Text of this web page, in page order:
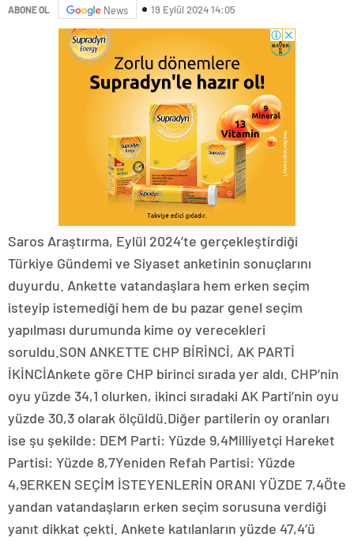
ABONE OL News 19 Eylül 2024 14:05
Saros Araştırma, Eylül 2024’te gerçekleştirdiği
Türkiye Gündemi ve Siyaset anketinin sonuçlarını
duyurdu. Ankette vatandaşlara hem erken seçim
isteyip istemediği hem de bu pazar genel seçim
yapılması durumunda kime oy verecekleri
soruldu.SON ANKETTE CHP BİRİNCİ, AK PARTİ
İKİNCİAnkete göre CHP birinci sırada yer aldı. CHP’nin
oyu yüzde 34,1 olurken, ikinci sıradaki AK Parti’nin oyu
yüzde 30,3 olarak ölçüldü.Diğer partilerin oy oranları
ise şu şekilde: DEM Parti: Yüzde 9,4Milliyetçi Hareket
Partisi: Yüzde 8,7Yeniden Refah Partisi: Yüzde
4,9ERKEN SEÇİM İSTEYENLERİN ORANI YÜZDE 7,4Öte
yandan vatandaşların erken seçim sorusuna verdiği
yanıt dikkat çekti. Ankete katılanların yüzde 47,4’ü